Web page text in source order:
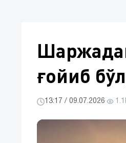
ғойиб
13:17 / 09.07.2026·